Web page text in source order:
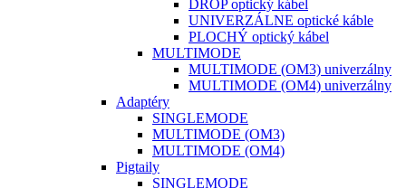
DROP optický kábel
UNIVERZÁLNE optické káble
PLOCHÝ optický kábel
MULTIMODE
MULTIMODE (OM3) univerzálny
MULTIMODE (OM4) univerzálny
Adaptéry
SINGLEMODE
MULTIMODE (OM3)
MULTIMODE (OM4)
Pigtaily
SINGLEMODE